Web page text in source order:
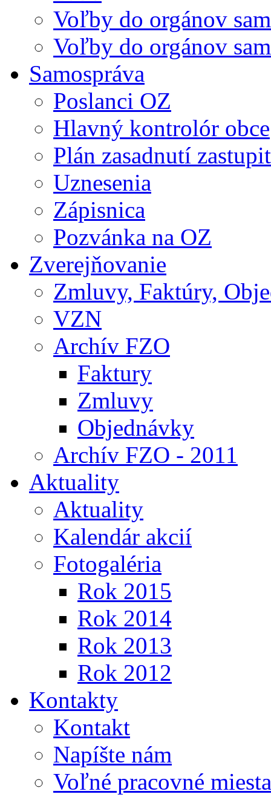
Voľby do orgánov
Voľby do orgánov
Samospráva
Poslanci OZ
Hlavný kontrolór obce
Plán zasadnutí
Uznesenia
Zápisnica
Pozvánka na OZ
Zverejňovanie
Zmluvy, Faktúry,
VZN
Archív FZO
Faktury
Zmluvy
Objednávky
Archív FZO - 2011
Aktuality
Aktuality
Kalendár akcií
Fotogaléria
Rok 2015
Rok 2014
Rok 2013
Rok 2012
Kontakty
Kontakt
Napíšte nám
Voľné pracovné miesta